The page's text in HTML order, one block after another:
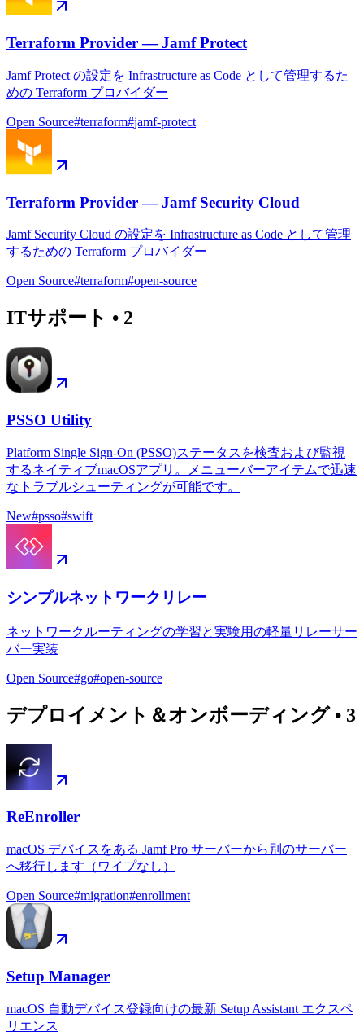
Terraform Provider — Jamf Protect
Jamf Protect の設定を Infrastructure as Code として管理するた
めの Terraform プロバイダー
Open Source#terraform#jamf-protect
Terraform Provider — Jamf Security Cloud
Jamf Security Cloud の設定を Infrastructure as Code として管理
するための Terraform プロバイダー
Open Source#terraform#open-source
ITサポート • 2
PSSO Utility
Platform Single Sign-On (PSSO)ステータスを検査および監視
するネイティブmacOSアプリ。メニューバーアイテムで迅速
なトラブルシューティングが可能です。
New#psso#swift
シンプルネットワークリレー
ネットワークルーティングの学習と実験用の軽量リレーサー
バー実装
Open Source#go#open-source
デプロイメント＆オンボーディング• 3
ReEnroller
macOS デバイスをある Jamf Pro サーバーから別のサーバー
へ移行します（ワイプなし）
Open Source#migration#enrollment
Setup Manager
macOS 自動デバイス登録向けの最新 Setup Assistant エクスペ
リエンス